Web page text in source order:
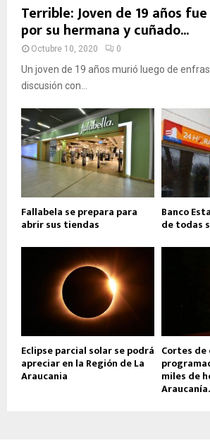
Terrible: Joven de 19 años
por su hermana y cuñado...
Octubre 10, 2020 0
Un joven de 19 años murió luego de
discusión con...
Fallabela se prepara para
abrir sus tiendas
Banco
de todas
Eclipse parcial solar se podrá
apreciar en la Región de La
Araucania
Cortes
miles de